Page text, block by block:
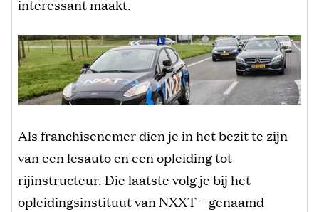
interessant maakt.
Als franchisenemer dien je in het bezit te zijn
van een lesauto en een opleiding tot
rijinstructeur. Die laatste volg je bij het
opleidingsinstituut van NXXT – genaamd